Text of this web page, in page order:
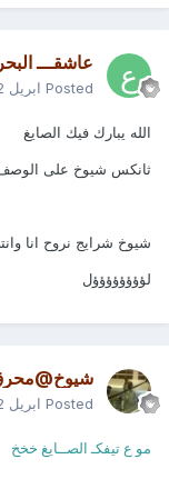
عاشقـــ
Posted ابريل 22, 2008
الله يبارك فيك الصايغ
ثانكس شيوخ على الوصف
شيوخ شرايج نروح انا
لؤؤؤؤؤؤؤؤل
Posted ابريل 22, 2008
مو ع تيفكـ الصــايغ خخخ